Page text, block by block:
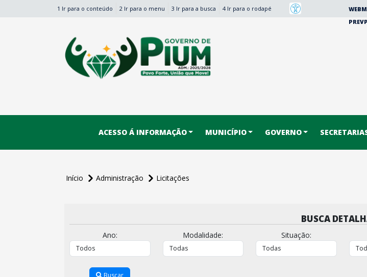
1 Ir para o conteúdo 2 Ir para o menu 3 Ir para a busca 4 Ir para o rodapé
ACESSO Á INFORMAÇÃO MUNICÍPIO GOVERNO
Início Administração
Licitações
BUSCA
Ano: Modalidade: Situação:
Buscar